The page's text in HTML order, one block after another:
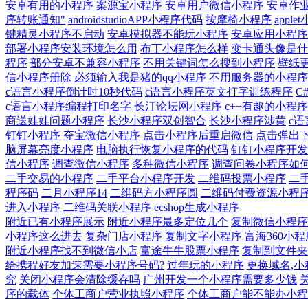
安卓有用的小程序 案源宝小程序 安卓用户微信小程序 安卓作
序转账通知" androidstudioAPP小程序代码 按摩椅小程序 applet
键精灵小程序不启动 安卓模拟器不能玩小程序 安卓应用小程
部署小程序安装环境怎么用 布丁小程序怎么样 变卡通头像是
程序 部分安卓不兼容小程序 不用关键词怎么搜到小程序 壁纸
信小程序册除 必须输入我是猪的qq小程序 不用服务器的小程序
c语言小程序倒计时10秒代码 c语言小程序英文打字训练程序
c语言小程序编程打印名字 长汀论坛网小程序 c++有趣的小程序
商送娃娃问题小程序 长沙小程序双创智合 长沙小程序涉黄 c语
钉钉小程序 夺宝微信小程序 点击小程序后重启微信 点击弹出
脑屏幕亮度小程序 电脑执行恢复小程序的代码 钉钉小程序开
信小程序 调查微信小程序 多种微信小程序 调查问卷小程序如
二手交易的小程序 二手平台小程序开发 二维码投票小程序 二
程序码 二月小程序14 二维码方小程序圆 二维码付费资源小程
进入小程序 二维码关联小程序 ecshop生成小程序
附近已有小程序展示 附近小程序最多定位几个 复制微信小程序
小程序这么进去 复杂门店小程序 复制文字小程序 富海360小程
附近小程序找不到微信小店 富途牛牛股票小程序 复制到文件
给携程好友加速需要小程序号码? 过年玩的小程序 更换域名,小
究 关闭小程序会清除缓存吗 广州开发一个小程序需要多少钱
序的载体 个体工商户营业执照小程序 个体工商户能不能办小